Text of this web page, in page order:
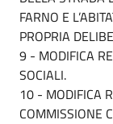
FARNO E
PROPRIA
9 - MODIFICA
SOCIALI.
10 - MODIFICA
COMMISSIONE